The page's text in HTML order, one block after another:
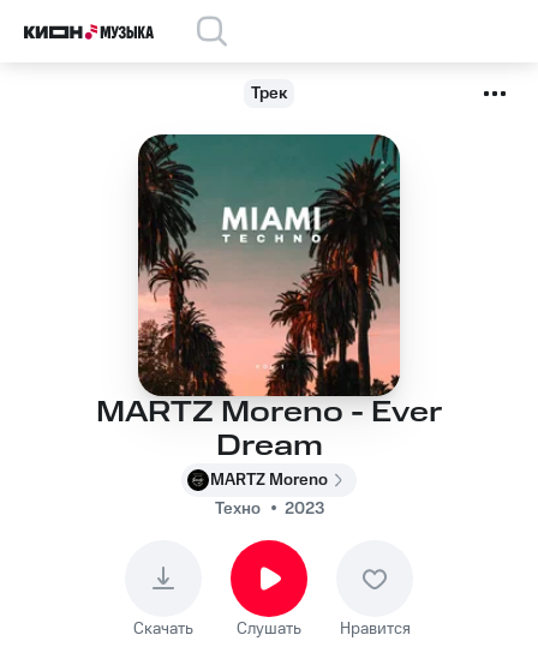
Трек
MARTZ Moreno - Ever
Dream
MARTZ Moreno
Техно
2023
Скачать Слушать Нравится